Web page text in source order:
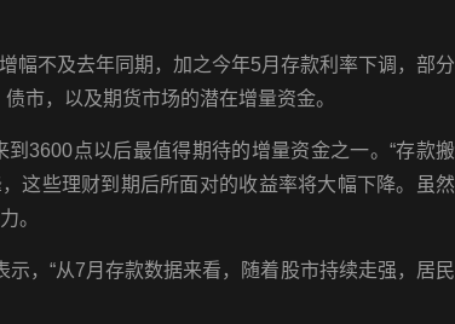
幅不及去年同期，加之今年5月存款利率下调，部分
市，以及期货市场的潜在增量资金。
3600点以后最值得期待的增量资金之一。“存款搬
这些理财到期后所面对的收益率将大幅下降。虽然
。
，“从7月存款数据来看，随着股市持续走强，居民